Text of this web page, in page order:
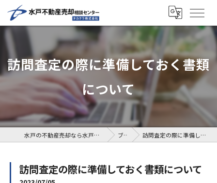
訪問査定の際に準備しておく書類
について
水戸の不動産売却なら水戸不動産売却相談センター ブログ 訪問査定の際に準備しておく書類について
訪問査定の際に準備しておく書類について